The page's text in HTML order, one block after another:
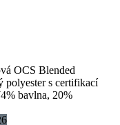
OCS Blended
polyester s certifikací
bavlna, 20%